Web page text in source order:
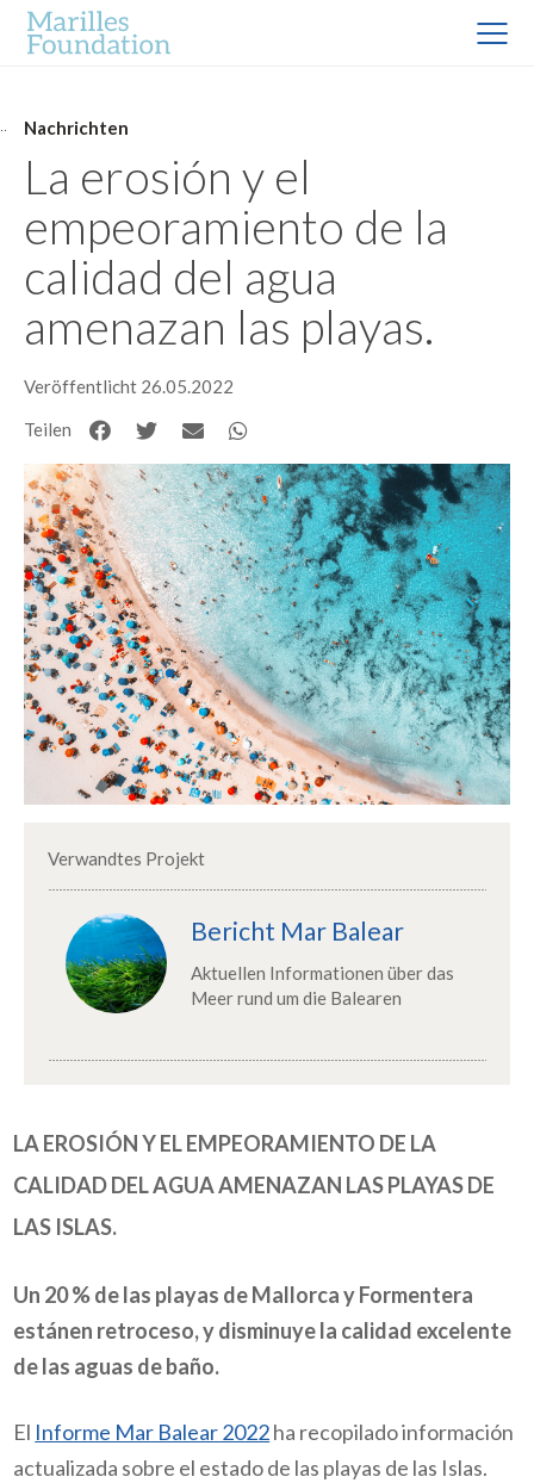
Nachrichten
La erosión y el
empeoramiento de la
calidad del agua
amenazan las playas.
Veröffentlicht 26.05.2022
Teilen
Verwandtes Projekt
Bericht Mar Balear
Aktuellen Informationen über das
Meer rund um die Balearen
LA EROSIÓN Y EL EMPEORAMIENTO DE LA
CALIDAD DEL AGUA AMENAZAN LAS PLAYAS DE
LAS ISLAS.
Un 20 % de las playas de Mallorca y Formentera
estánen retroceso, y disminuye la calidad excelente
de las aguas de baño.
El Informe Mar Balear 2022ha recopilado información
actualizada sobre el estado de las playas de las Islas.